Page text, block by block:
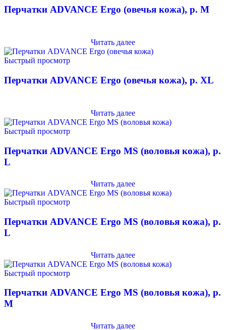
Перчатки ADVANCE Ergo (овечья кожа), р. M
Читать далее
Быстрый просмотр
Перчатки ADVANCE Ergo (овечья кожа), р. XL
Читать далее
Быстрый просмотр
Перчатки ADVANCE Ergo MS (воловья кожа), р.
L
Читать далее
Быстрый просмотр
Перчатки ADVANCE Ergo MS (воловья кожа), р.
L
Читать далее
Быстрый просмотр
Перчатки ADVANCE Ergo MS (воловья кожа), р.
M
Читать далее